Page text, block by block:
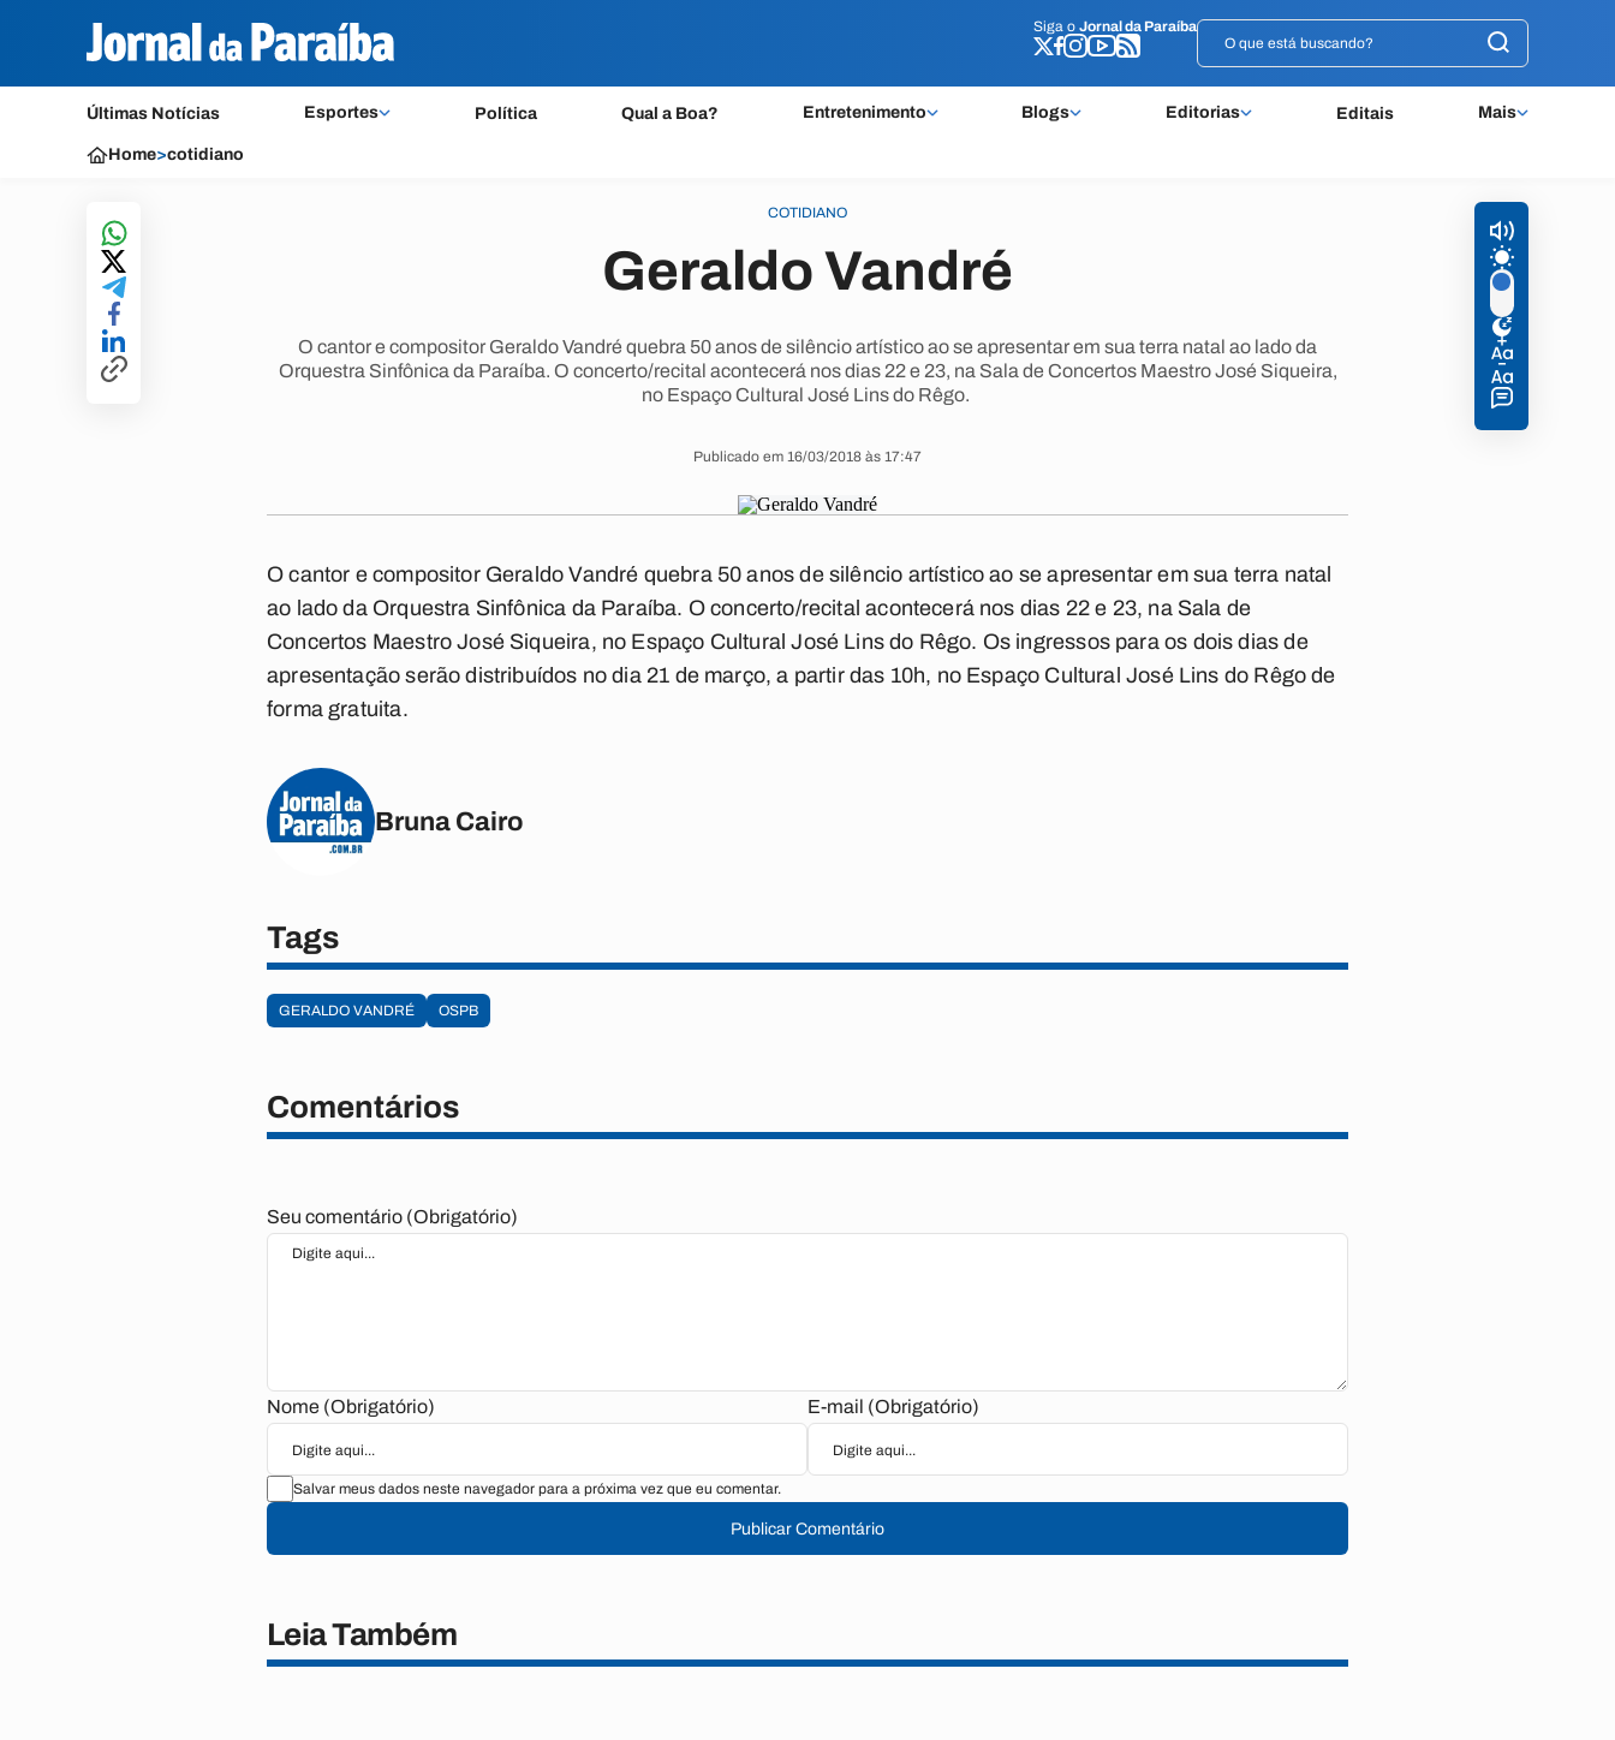
Siga o Jornal da Paraíba
Últimas Notícias Esportes Política Qual a Boa? Entretenimento Blogs Editorias Editais Mais
Siga o Jornal da Paraíba
Home>cotidiano
COTIDIANO
Geraldo Vandré
O cantor e compositor Geraldo Vandré quebra 50 anos de silêncio artístico ao se apresentar em sua terra natal ao lado da
Orquestra Sinfônica da Paraíba. O concerto/recital acontecerá nos dias 22 e 23, na Sala de Concertos Maestro José Siqueira,
no Espaço Cultural José Lins do Rêgo.
Publicado em 16/03/2018 às 17:47
O cantor e compositor Geraldo Vandré quebra 50 anos de silêncio artístico ao se apresentar em sua terra natal
ao lado da Orquestra Sinfônica da Paraíba. O concerto/recital acontecerá nos dias 22 e 23, na Sala de
Concertos Maestro José Siqueira, no Espaço Cultural José Lins do Rêgo. Os ingressos para os dois dias de
apresentação serão distribuídos no dia 21 de março, a partir das 10h, no Espaço Cultural José Lins do Rêgo de
forma gratuita.
Bruna Cairo
Tags
GERALDO VANDRÉ OSPB
Comentários
Seu comentário (Obrigatório)
Nome (Obrigatório) E-mail (Obrigatório)
Salvar meus dados neste navegador para a próxima vez que eu comentar.
Publicar Comentário
Leia Também